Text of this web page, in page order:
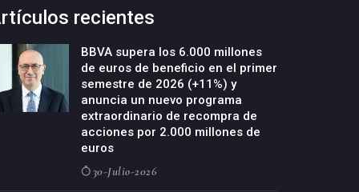
recientes
BBVA supera los 6.000 millones
de euros de beneficio en el primer
semestre de 2026 (+11%) y
anuncia un nuevo programa
extraordinario de recompra de
acciones por 2.000 millones de
euros
30-Julio-2026